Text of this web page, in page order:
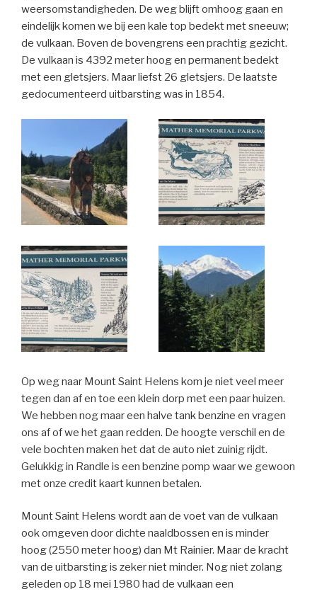
weersomstandigheden. De weg blijft omhoog gaan en
eindelijk komen we bij een kale top bedekt met sneeuw;
de vulkaan. Boven de bovengrens een prachtig gezicht.
De vulkaan is 4392 meter hoog en permanent bedekt
met een gletsjers. Maar liefst 26 gletsjers. De laatste
gedocumenteerd uitbarsting was in 1854.
Op weg naar Mount Saint Helens kom je niet veel meer
tegen dan af en toe een klein dorp met een paar huizen.
We hebben nog maar een halve tank benzine en vragen
ons af of we het gaan redden. De hoogte verschil en de
vele bochten maken het dat de auto niet zuinig rijdt.
Gelukkig in Randle is een benzine pomp waar we gewoon
met onze credit kaart kunnen betalen.
Mount Saint Helens wordt aan de voet van de vulkaan
ook omgeven door dichte naaldbossen en is minder
hoog (2550 meter hoog) dan Mt Rainier. Maar de kracht
van de uitbarsting is zeker niet minder. Nog niet zolang
geleden op 18 mei 1980 had de vulkaan een